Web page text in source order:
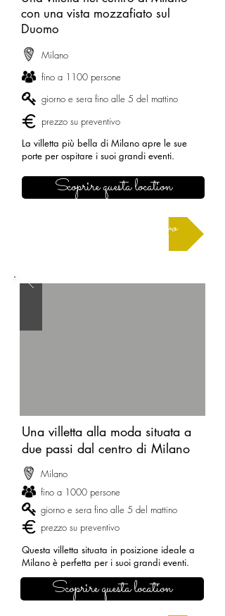
con una vista mozzafiato sul
Duomo
Milano
fino a 1100 persone
giorno e sera fino alle 5 del mattino
prezzo su preventivo
La villetta più bella di Milano apre le sue
porte per ospitare i suoi grandi eventi.
Scoprire questa location
Richiedere un preventivo
Una villetta alla moda situata a
due passi dal centro di Milano
Milano
fino a 1000 persone
giorno e sera fino alle 5 del mattino
prezzo su preventivo
Questa villetta situata in posizione ideale a
Milano è perfetta per i suoi grandi eventi.
Scoprire questa location